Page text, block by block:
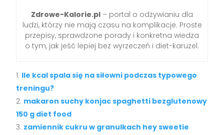
Zdrowe-Kalorie.pl – portal o odżywianiu dla
ludzi, którzy nie mają czasu na komplikacje. Proste
przepisy, sprawdzone porady i konkretna wiedza
o tym, jak jeść lepiej bez wyrzeczeń i diet-karuzel.
Ile kcal spala się na siłowni podczas typowego
treningu?
makaron suchy konjac spaghetti bezglutenowy
150 g diet food
zamiennik cukru w granulkach hey sweetie